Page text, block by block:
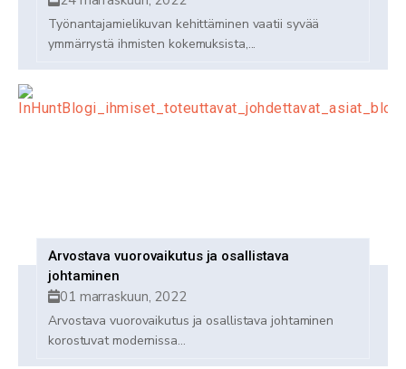
Työnantajamielikuvan kehittäminen vaatii syvää
ymmärrystä ihmisten kokemuksista,...
Arvostava vuorovaikutus ja osallistava
johtaminen
01 marraskuun, 2022
Arvostava vuorovaikutus ja osallistava johtaminen
korostuvat modernissa...